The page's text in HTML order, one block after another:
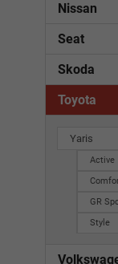
Nissan
Seat
Skoda
Toyota
Yaris
Active
GR
Style